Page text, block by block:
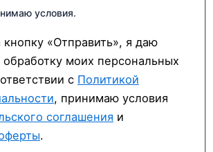
условия.
«Отправить», я даю
обработку моих персональных
с Политикой
, принимаю условия
соглашения и
.